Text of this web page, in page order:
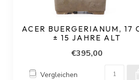
ACER BUERGERIANUM, 17
± 15 JAHRE ALT
€395,00
Vergleichen